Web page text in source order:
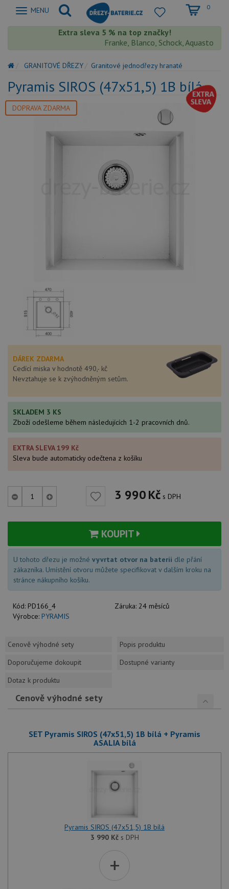
Zobrazit
MENU 0
Extra sleva 5 % na top značky!
Franke, Blanco, Schock, Aquastone,
GRANITOVÉ DŘEZY Granitové jednodřezy hranaté
Pyramis SIROS (47x51,5) 1B bílá
DOPRAVA ZDARMA
DÁREK ZDARMA
Cedící miska v hodnotě 490,- kč
Nevztahuje se k zvýhodněným setům.
SKLADEM 3 KS
Zboží odešleme během následujících 1-2 pracovních dnů.
EXTRA SLEVA 199 Kč
Sleva bude automaticky odečtena z košíku
3 990Kč s DPH
KOUPIT
U tohoto dřezu je možné vyvrtat otvor na baterii dle přání
zákazníka. Umístění otvoru můžete specifikovat v dalším kroku na
stránce nákupního košíku.
Kód: PD166_4 Záruka: 24 měsíců
Výrobce: PYRAMIS
Cenově výhodné sety
Popis produktu
Doporučujeme dokoupit
Dostupné varianty
Dotaz k produktu
Cenově výhodné sety
SET Pyramis SIROS (47x51,5) 1B bílá + Pyramis
ASALIA bílá
Pyramis SIROS (47x51,5) 1B bílá
3 990 Kčs DPH
+